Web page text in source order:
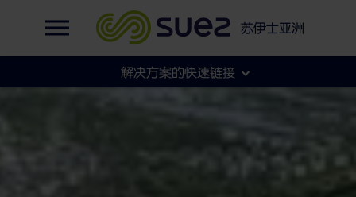
苏伊士亚洲
集团官网
我们的智能雨洪排水管理系统助力中国重庆成
为“海绵城市”
解决方案的快速链接
工商